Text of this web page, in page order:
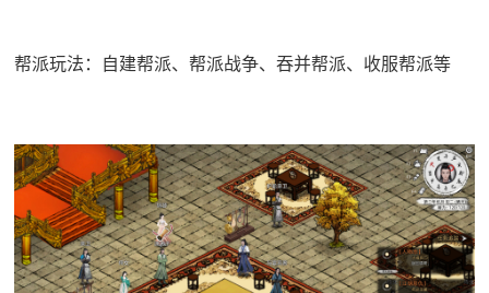
帮派玩法：自建帮派、帮派战争、吞并帮派、收服帮派等